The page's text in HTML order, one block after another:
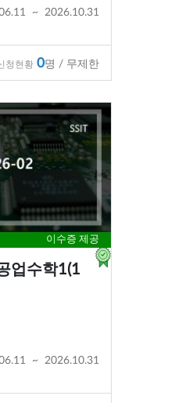
~ 2026.10.31
청현황 0명 / 무제한
이수증 제공
업수학1(1
~ 2026.10.31